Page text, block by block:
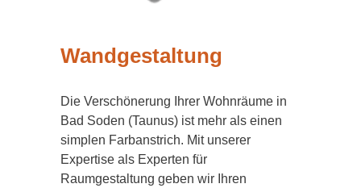
Wandgestaltung
Die Verschönerung Ihrer Wohnräume in
Bad Soden (Taunus) ist mehr als einen
simplen Farbanstrich. Mit unserer
Expertise als Experten für
Raumgestaltung geben wir Ihren